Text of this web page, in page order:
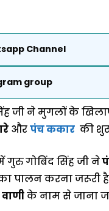
Channel
group
जी ने मुगलों के
औरपंच ककार की
गोबिंद सिंह जी ने
पालन करना जरूरी
के नाम से जाना